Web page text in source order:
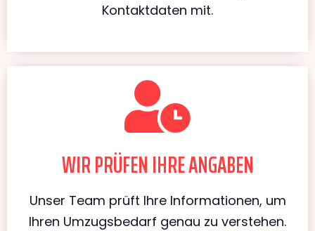
Kontaktdaten mit.
WIR PRÜFEN IHRE ANGABEN
Unser Team prüft Ihre Informationen, um
Ihren Umzugsbedarf genau zu verstehen.